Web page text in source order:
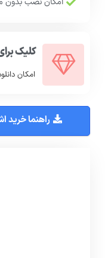
کلیک
امکان
راهنما خرید